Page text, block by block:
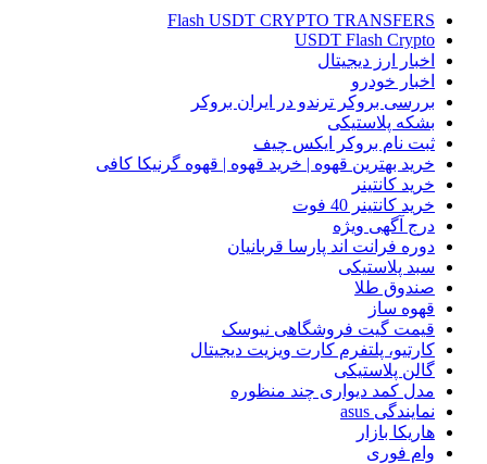
Flash USDT CRYPTO TRANSFERS
USDT Flash Crypto
اخبار ارز دیجیتال
اخبار خودرو
بررسی بروکر ترندو در ایران بروکر
بشکه پلاستیکی
ثبت نام بروکر ایکس چیف
خرید بهترین قهوه | خرید قهوه | قهوه گرنیکا کافی
خرید کانتینر
خرید کانتینر 40 فوت
درج آگهی ویژه
دوره فرانت اند پارسا قربانیان
سبد پلاستیکی
صندوق طلا
قهوه ساز
قیمت گیت فروشگاهی نیوسک
کارتیو، پلتفرم کارت ویزیت دیجیتال
گالن پلاستیکی
مدل کمد دیواری چند منظوره
نمایندگی asus
هاریکا بازار
وام فوری